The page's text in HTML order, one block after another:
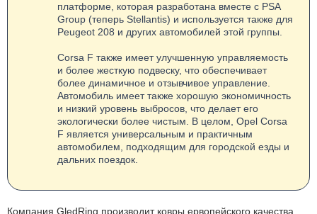
платформе, которая разработана вместе с PSA
Group (теперь Stellantis) и используется также для
Peugeot 208 и других автомобилей этой группы.
Corsa F также имеет улучшенную управляемость
и более жесткую подвеску, что обеспечивает
более динамичное и отзывчивое управление.
Автомобиль имеет также хорошую экономичность
и низкий уровень выбросов, что делает его
экологически более чистым. В целом, Opel Corsa
F является универсальным и практичным
автомобилем, подходящим для городской езды и
дальних поездок.
Компания GledRing производит ковры ервопейского качества,